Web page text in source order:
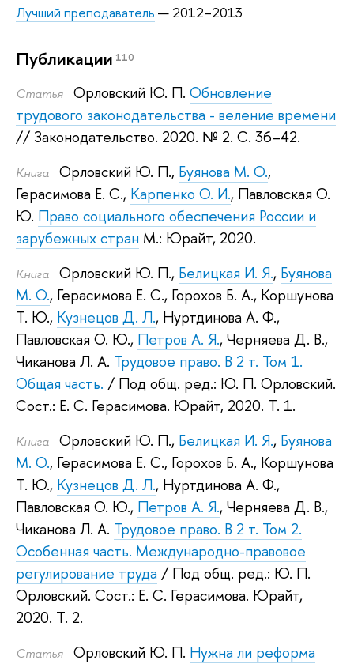
Лучший преподаватель — 2012–2013
Публикации 110
Статья Орловский Ю. П. Обновление
трудового законодательства - веление времени
// Законодательство. 2020. № 2. С. 36–42.
Книга Орловский Ю. П., Буянова М. О.,
Герасимова Е. С., Карпенко О. И., Павловская О.
Ю. Право социального обеспечения России и
зарубежных стран М.: Юрайт, 2020.
Книга Орловский Ю. П., Белицкая И. Я., Буянова
М. О., Герасимова Е. С., Горохов Б. А., Коршунова
Т. Ю., Кузнецов Д. Л., Нуртдинова А. Ф.,
Павловская О. Ю., Петров А. Я., Черняева Д. В.,
Чиканова Л. А. Трудовое право. В 2 т. Том 1.
Общая часть. / Под общ. ред.: Ю. П. Орловский.
Сост.: Е. С. Герасимова. Юрайт, 2020. Т. 1.
Книга Орловский Ю. П., Белицкая И. Я., Буянова
М. О., Герасимова Е. С., Горохов Б. А., Коршунова
Т. Ю., Кузнецов Д. Л., Нуртдинова А. Ф.,
Павловская О. Ю., Петров А. Я., Черняева Д. В.,
Чиканова Л. А. Трудовое право. В 2 т. Том 2.
Особенная часть. Международно-правовое
регулирование труда / Под общ. ред.: Ю. П.
Орловский. Сост.: Е. С. Герасимова. Юрайт,
2020. Т. 2.
Статья Орловский Ю. П. Нужна ли реформа